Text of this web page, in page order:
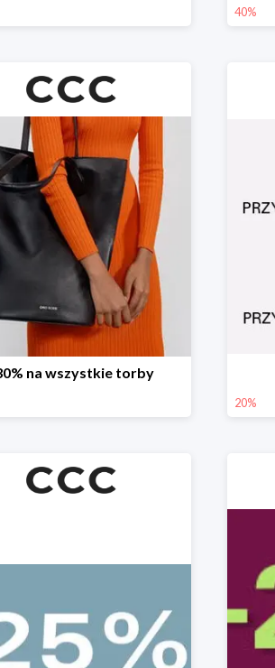
40%
na wszystkie torby
20%